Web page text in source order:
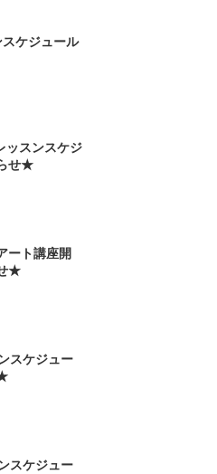
ケジュール
スンスケジ
せ★
ート講座開
★
スケジュー
スケジュー